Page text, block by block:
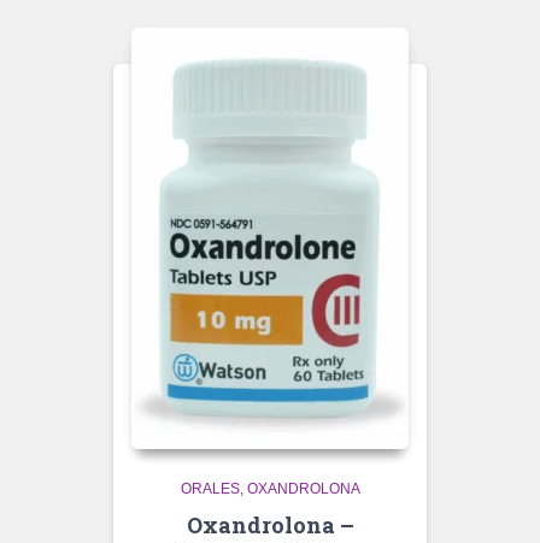
ORALES OXANDROLONA
Oxandrolona –